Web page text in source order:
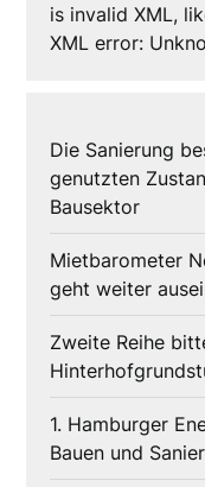
is invalid XML,
XML error:
Die Sanierung
genutzten
Bausektor
Mietbarometer
geht weiter
Zweite Reihe
1. Hamburger
Bauen und